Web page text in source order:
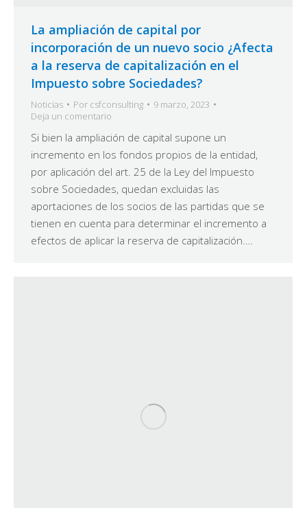
La ampliación de capital por
incorporación de un nuevo socio ¿Afecta
a la reserva de capitalización en el
Impuesto sobre Sociedades?
Noticias Por csfconsulting
9 marzo, 2023
Deja un comentario
Si bien la ampliación de capital supone un
incremento en los fondos propios de la entidad,
por aplicación del art. 25 de la Ley del Impuesto
sobre Sociedades, quedan excluidas las
aportaciones de los socios de las partidas que se
tienen en cuenta para determinar el incremento a
efectos de aplicar la reserva de capitalización.…